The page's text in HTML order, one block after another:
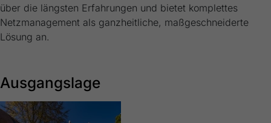
über die längsten Erfahrungen und bietet komplettes
Netzmanagement als ganzheitliche, maßgeschneiderte
Lösung an.
Ausgangslage